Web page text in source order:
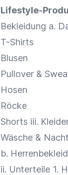
Lifestyle-
Bekleidung a.
T-Shirts
Blusen
Pullover &
Hosen
Röcke
Shorts iii.
Wäsche &
b.
ii. Unterteile 1.